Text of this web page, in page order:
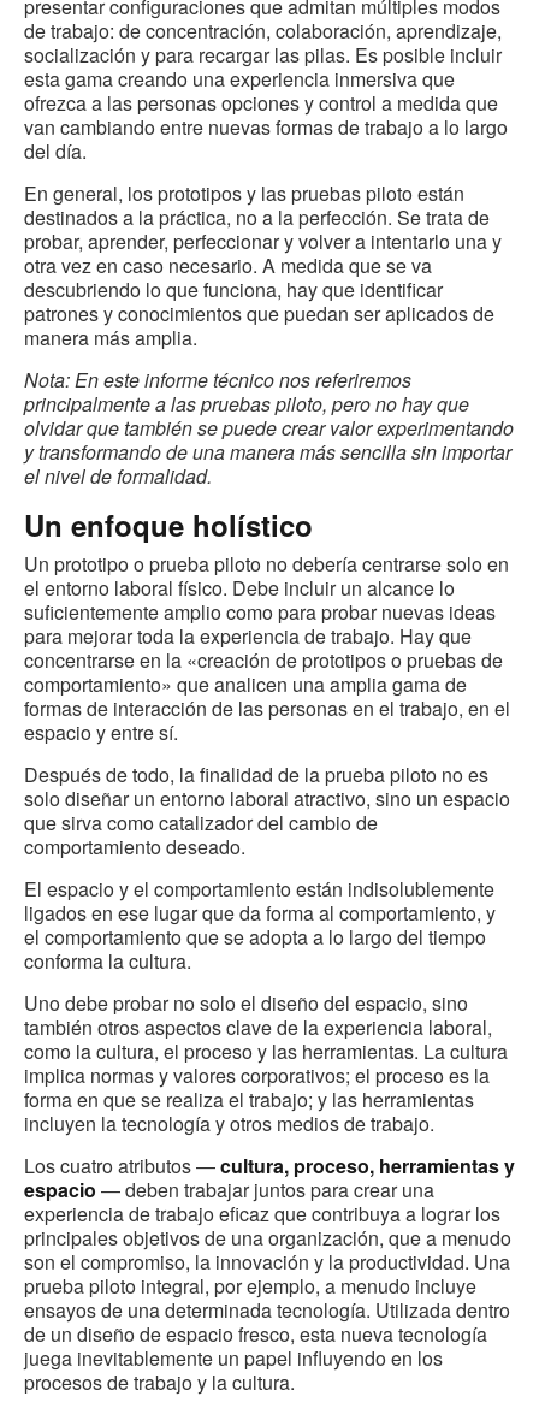
presentar configuraciones que admitan múltiples modos
de trabajo: de concentración, colaboración, aprendizaje,
socialización y para recargar las pilas. Es posible incluir
esta gama creando una experiencia inmersiva que
ofrezca a las personas opciones y control a medida que
van cambiando entre nuevas formas de trabajo a lo largo
del día.
En general, los prototipos y las pruebas piloto están
destinados a la práctica, no a la perfección. Se trata de
probar, aprender, perfeccionar y volver a intentarlo una y
otra vez en caso necesario. A medida que se va
descubriendo lo que funciona, hay que identificar
patrones y conocimientos que puedan ser aplicados de
manera más amplia.
Nota: En este informe técnico nos referiremos
principalmente a las pruebas piloto, pero no hay que
olvidar que también se puede crear valor experimentando
y transformando de una manera más sencilla sin importar
el nivel de formalidad.
Un enfoque holístico
Un prototipo o prueba piloto no debería centrarse solo en
el entorno laboral físico. Debe incluir un alcance lo
suficientemente amplio como para probar nuevas ideas
para mejorar toda la experiencia de trabajo. Hay que
concentrarse en la «creación de prototipos o pruebas de
comportamiento» que analicen una amplia gama de
formas de interacción de las personas en el trabajo, en el
espacio y entre sí.
Después de todo, la finalidad de la prueba piloto no es
solo diseñar un entorno laboral atractivo, sino un espacio
que sirva como catalizador del cambio de
comportamiento deseado.
El espacio y el comportamiento están indisolublemente
ligados en ese lugar que da forma al comportamiento, y
el comportamiento que se adopta a lo largo del tiempo
conforma la cultura.
Uno debe probar no solo el diseño del espacio, sino
también otros aspectos clave de la experiencia laboral,
como la cultura, el proceso y las herramientas. La cultura
implica normas y valores corporativos; el proceso es la
forma en que se realiza el trabajo; y las herramientas
incluyen la tecnología y otros medios de trabajo.
Los cuatro atributos —cultura, proceso, herramientas y
espacio — deben trabajar juntos para crear una
experiencia de trabajo eficaz que contribuya a lograr los
principales objetivos de una organización, que a menudo
son el compromiso, la innovación y la productividad. Una
prueba piloto integral, por ejemplo, a menudo incluye
ensayos de una determinada tecnología. Utilizada dentro
de un diseño de espacio fresco, esta nueva tecnología
juega inevitablemente un papel influyendo en los
procesos de trabajo y la cultura.